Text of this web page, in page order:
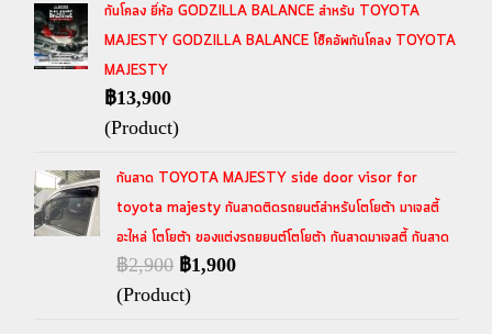
กันโคลง ยี่ห้อ GODZILLA BALANCE สำหรับ TOYOTA
MAJESTY GODZILLA BALANCE โช๊คอัพกันโคลง TOYOTA
MAJESTY
฿13,900
(Product)
กันสาด TOYOTA MAJESTY side door visor for
toyota majesty กันสาดติดรถยนต์สำหรับโตโยต้า มาเจสตี้
อะไหล่ โตโยต้า ของแต่งรถยยนต์โตโยต้า กันสาดมาเจสตี้ กันสาด
฿2,900 ฿1,900
(Product)